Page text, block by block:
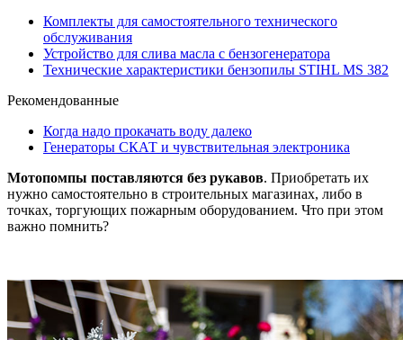
Комплекты для самостоятельного технического
обслуживания
Устройство для слива масла с бензогенератора
Технические характеристики бензопилы STIHL MS 382
Рекомендованные
Когда надо прокачать воду далеко
Генераторы СКАТ и чувствительная электроника
Мотопомпы поставляются без рукавов. Приобретать их
нужно самостоятельно в строительных магазинах, либо в
точках, торгующих пожарным оборудованием. Что при этом
важно помнить?